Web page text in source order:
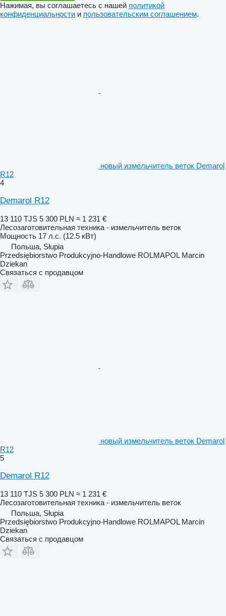
Нажимая, вы соглашаетесь с нашей политикой
конфиденциальности и пользовательским соглашением.
новый измельчитель веток Demarol
R12
4
Demarol R12
13 110 TJS 5 300 PLN ≈ 1 231 €
Лесозаготовительная техника - измельчитель веток
Мощность 17 л.с. (12.5 кВт)
Польша, Słupia
Przedsiębiorstwo Produkcyjno-Handlowe ROLMAPOL Marcin
Dziekan
Связаться с продавцом
новый измельчитель веток Demarol
R12
5
Demarol R12
13 110 TJS 5 300 PLN ≈ 1 231 €
Лесозаготовительная техника - измельчитель веток
Польша, Słupia
Przedsiębiorstwo Produkcyjno-Handlowe ROLMAPOL Marcin
Dziekan
Связаться с продавцом